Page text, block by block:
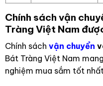
Chính sách vận
Tràng Việt Nam
Chính sách vận chuyển
Bát Tràng Việt Nam
nghiệm mua sắm tốt